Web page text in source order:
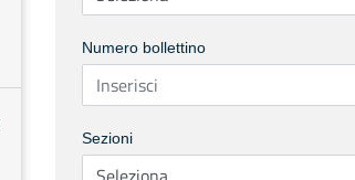
Numero bollettino
Sezioni